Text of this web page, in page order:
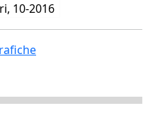
10-2016